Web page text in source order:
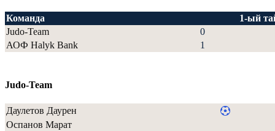
Команда
1-ый
Judo-Team
0
АОФ Halyk Bank
1
Judo-Team
Даулетов Даурен
Оспанов Марат